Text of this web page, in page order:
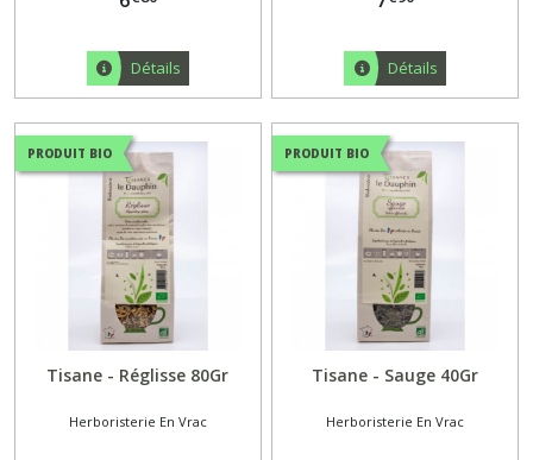
Détails Détails
PRODUIT BIO
Tisane - Réglisse 80Gr
Herboristerie En Vrac
PRODUIT BIO
Tisane - Sauge 40Gr
Herboristerie En Vrac